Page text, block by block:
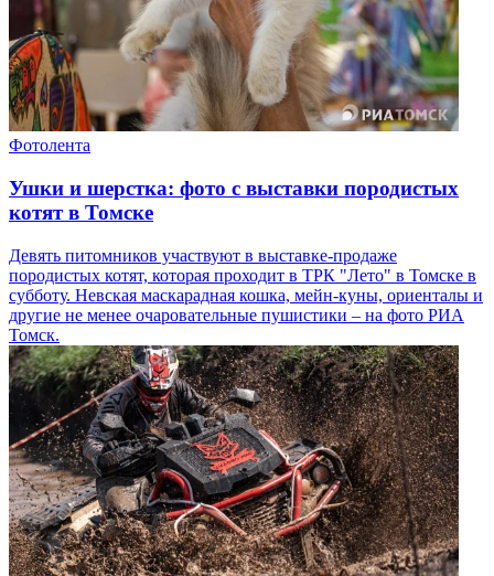
Фотолента
Ушки и шерстка: фото с выставки породистых
котят в Томске
Девять питомников участвуют в выставке-продаже
породистых котят, которая проходит в ТРК "Лето" в Томске в
субботу. Невская маскарадная кошка, мейн-куны, ориенталы и
другие не менее очаровательные пушистики – на фото РИА
Томск.